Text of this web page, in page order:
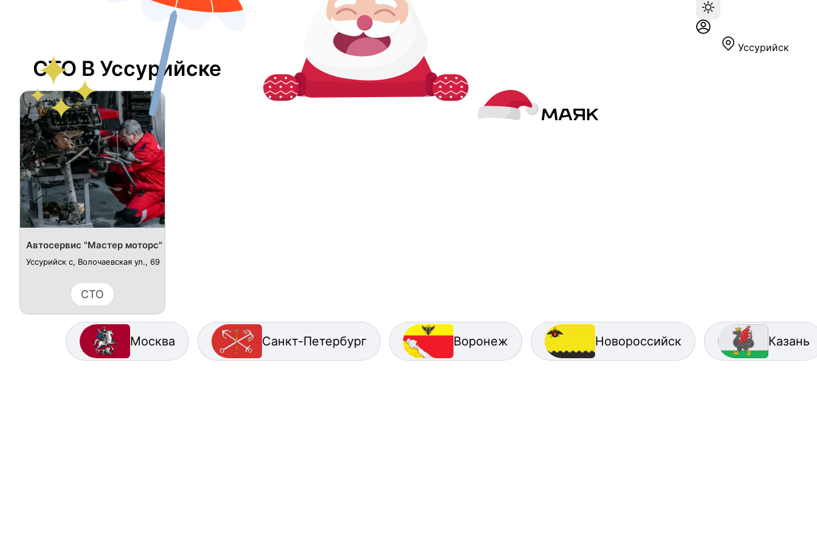
Уссурийск
СТО В Уссурийске
Автосервис "Мастер моторс"
Уссурийск с, Волочаевская ул., 69
СТО
Москва Санкт-Петербург Воронеж Новороссийск Казань